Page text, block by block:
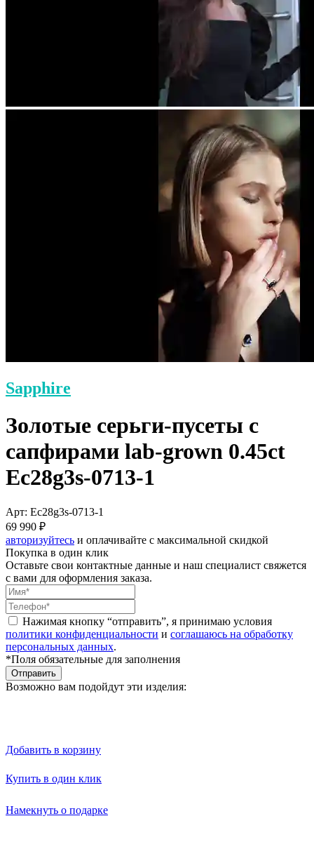
Sapphire
Золотые серьги-пусеты с
сапфирами lab-grown 0.45ct
Ec28g3s-0713-1
Арт: Ec28g3s-0713-1
69 990 ₽
авторизуйтесь и оплачивайте с максимальной скидкой
Покупка в один клик
Оставьте свои контактные данные и наш специалист свяжется
с вами для оформления заказа.
Нажимая кнопку “отправить”, я принимаю условия
политики конфиденциальности и соглашаюсь на обработку
персональных данных.
*Поля обязательные для заполнения
Отправить
Возможно вам подойдут эти изделия:
Добавить в корзину
Купить в один клик
Намекнуть о подарке